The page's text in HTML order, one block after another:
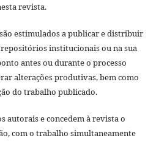
revista.
estimulados a publicar e distribuir
institucionais ou na sua
antes ou durante o processo
alterações produtivas, bem como
do trabalho publicado.
autorais e concedem à revista o
com o trabalho simultaneamente